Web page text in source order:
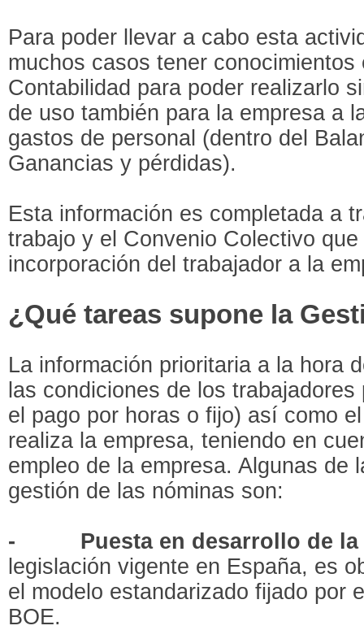
Para poder llevar a cabo esta
muchos casos tener
Contabilidad para poder realizarlo
de uso también para la empresa a
gastos de personal (dentro del
Ganancias y pérdidas).
Esta información es completada a
trabajo y el Convenio Colectivo
incorporación del trabajador a la
¿Qué tareas supone la
La información prioritaria a la hora
las condiciones de los
el pago por horas o fijo) así como
realiza la empresa, teniendo en
empleo de la empresa. Algunas de
gestión de las nóminas son:
-
Puesta en desarrollo de
legislación vigente en España, es
el modelo estandarizado fijado por
BOE.